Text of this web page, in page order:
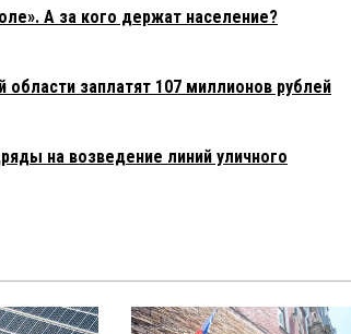
А за кого держат население?
заплатят 107 миллионов рублей
на возведение линий уличного